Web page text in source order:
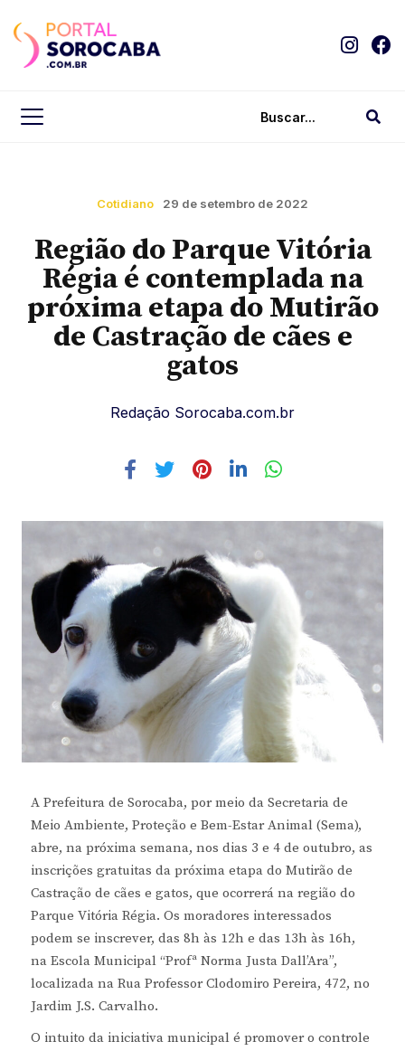
Cotidiano 29 de setembro de 2022
Região do Parque Vitória
Régia é contemplada na
próxima etapa do Mutirão
de Castração de cães e
gatos
Redação Sorocaba.com.br
A Prefeitura de Sorocaba, por meio da Secretaria de
Meio Ambiente, Proteção e Bem-Estar Animal (Sema),
abre, na próxima semana, nos dias 3 e 4 de outubro, as
inscrições gratuitas da próxima etapa do Mutirão de
Castração de cães e gatos, que ocorrerá na região do
Parque Vitória Régia. Os moradores interessados
podem se inscrever, das 8h às 12h e das 13h às 16h,
na Escola Municipal “Profª Norma Justa Dall’Ara”,
localizada na Rua Professor Clodomiro Pereira, 472, no
Jardim J.S. Carvalho.
O intuito da iniciativa municipal é promover o controle